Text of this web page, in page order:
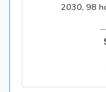
2030, 98